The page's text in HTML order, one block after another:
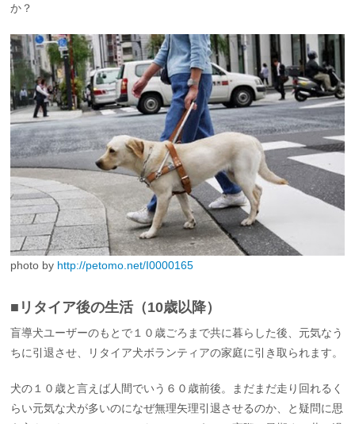
か？
photo by http://petomo.net/I0000165
■リタイア後の生活（10歳以降）
盲導犬ユーザーのもとで１０歳ごろまで共に暮らした後、元気なう
ちに引退させ、リタイア犬ボランティアの家庭に引き取られます。
犬の１０歳と言えば人間でいう６０歳前後。まだまだ走り回れるく
らい元気な犬が多いのになぜ無理矢理引退させるのか、と疑問に思